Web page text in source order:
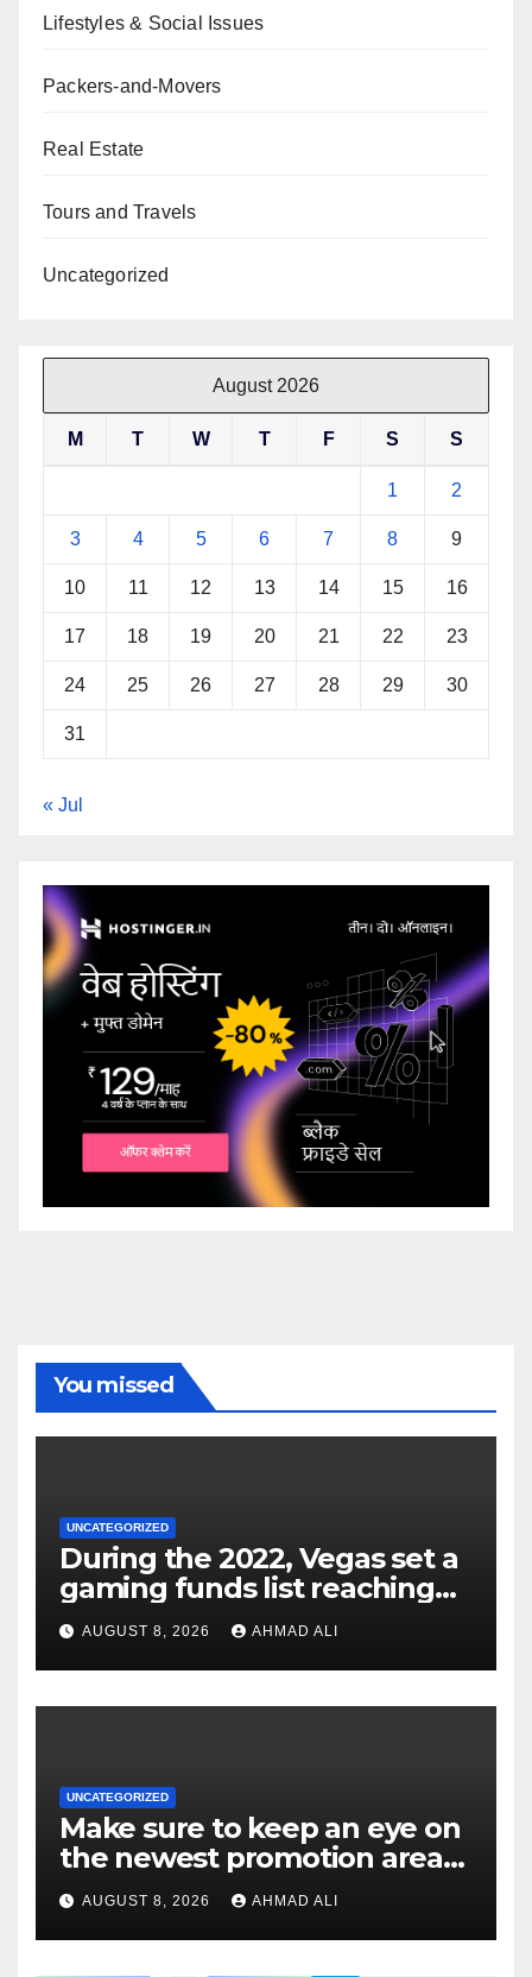
Lifestyles & Social Issues
Packers-and-Movers
Real Estate
Tours and Travels
Uncategorized
August 2026
M T W T F S S
1 2
3 4 5 6 7 8 9
10 11 12 13 14 15 16
17 18 19 20 21 22 23
24 25 26 27 28 29 30
31
« Jul
You missed
UNCATEGORIZED
During the 2022, Vegas set a
gaming funds list reaching
$14AUGUST 8, 2026 AHMAD ALI
UNCATEGORIZED
Make sure to keep an eye on
the newest promotion area
once logging in to maximise
your winnings
AUGUST 8, 2026 AHMAD ALI